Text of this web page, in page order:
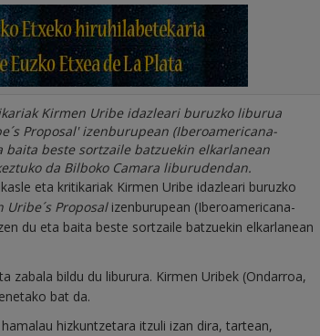
Kirmen Uribe idazleari buruzko liburua
Proposal' izenburupean (Iberoamericana-
beste sortzaile batzuekin elkarlanean
da Bilboko Camara liburudendan.
eta kritikariak Kirmen Uribe idazleari buruzko
Proposal izenburupean (Iberoamericana-
du eta baita beste sortzaile batzuekin elkarlanean
zabala bildu du liburura. Kirmen Uribek (Ondarroa,
bat da.
hizkuntzetara itzuli izan dira, tartean,